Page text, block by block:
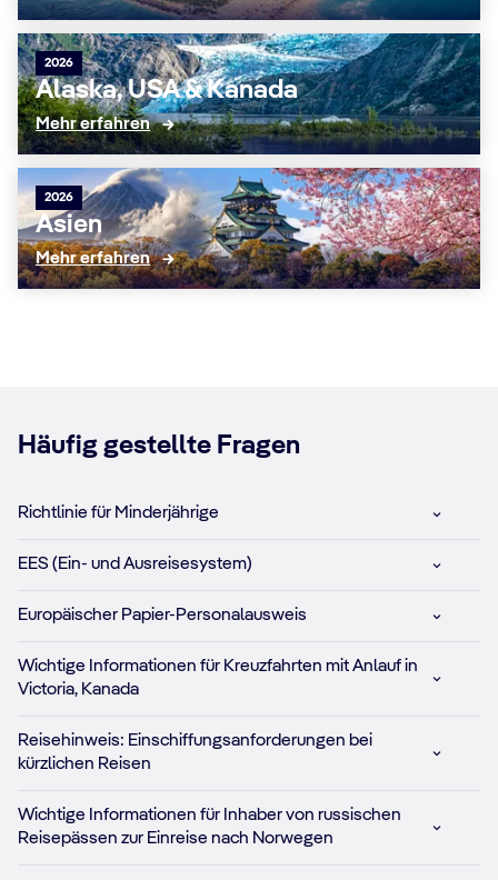
2026
Alaska, USA & Kanada
Mehr erfahren
2026
Asien
Mehr erfahren
Häufig gestellte Fragen
Richtlinie für Minderjährige
EES (Ein- und Ausreisesystem)
Europäischer Papier-Personalausweis
Wichtige Informationen für Kreuzfahrten mit Anlauf in
Victoria, Kanada
Reisehinweis: Einschiffungsanforderungen bei
kürzlichen Reisen
Wichtige Informationen für Inhaber von russischen
Reisepässen zur Einreise nach Norwegen